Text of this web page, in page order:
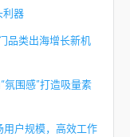
利器
品类出海增长新机
氛围感”打造吸量素
户规模，高效工作